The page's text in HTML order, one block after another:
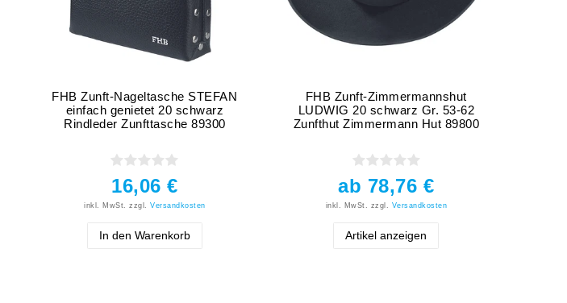
FHB Zunft-Nageltasche STEFAN
einfach genietet 20 schwarz
Rindleder Zunfttasche 89300
16,06 €
inkl. MwSt. zzgl.Versandkosten
In den Warenkorb
FHB Zunft-Zimmermannshut
LUDWIG 20 schwarz Gr. 53-62
Zunfthut Zimmermann Hut 89800
ab 78,76 €
inkl. MwSt. zzgl. Versandkosten
Artikel anzeigen